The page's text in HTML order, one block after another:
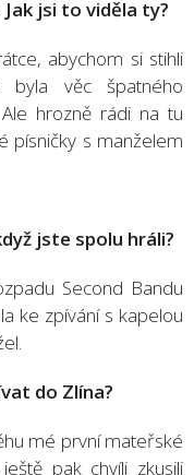
jsi to viděla ty?
abychom si stihli
věc špatného
hrozně rádi na tu
písničky s manželem
jste spolu hráli?
Second Bandu
ke zpívání s kapelou
do Zlína?
mé první mateřské
pak chvíli zkusili